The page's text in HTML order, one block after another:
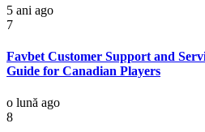
5 ani ago
7
Favbet Customer Support and
Guide for Canadian Players
o lună ago
8